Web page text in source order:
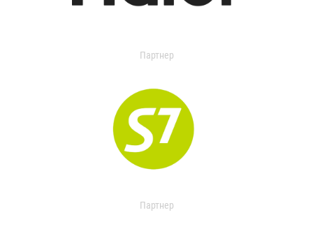
Партнер
Партнер